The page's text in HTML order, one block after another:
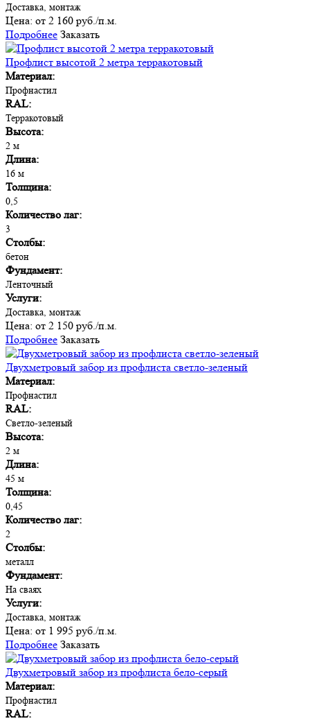
Доставка, монтаж
Цена: от 2 160 руб./п.м.
Подробнее Заказать
Профлист высотой 2 метра терракотовый
Материал:
Профнастил
RAL:
Терракотовый
Высота:
2 м
Длина:
16 м
Толщина:
0,5
Количество лаг:
3
Столбы:
бетон
Фундамент:
Ленточный
Услуги:
Доставка, монтаж
Цена: от 2 150 руб./п.м.
Подробнее Заказать
Двухметровый забор из профлиста светло-зеленый
Материал:
Профнастил
RAL:
Светло-зеленый
Высота:
2 м
Длина:
45 м
Толщина:
0,45
Количество лаг:
2
Столбы:
металл
Фундамент:
На сваях
Услуги:
Доставка, монтаж
Цена: от 1 995 руб./п.м.
Подробнее Заказать
Двухметровый забор из профлиста бело-серый
Материал:
Профнастил
RAL: